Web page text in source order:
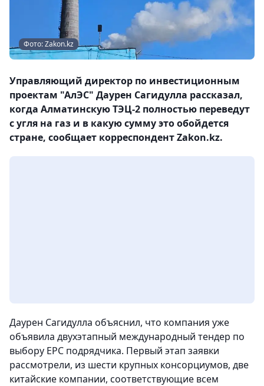
Фото: Zakon.kz
Управляющий директор по инвестиционным
проектам "АлЭС" Даурен Сагидулла рассказал,
когда Алматинскую ТЭЦ-2 полностью переведут
с угля на газ и в какую сумму это обойдется
стране, сообщает корреспондент Zakon.kz.
Даурен Сагидулла объяснил, что компания уже
объявила двухэтапный международный тендер по
выбору EPC подрядчика. Первый этап заявки
рассмотрели, из шести крупных консорциумов, две
китайские компании, соответствующие всем